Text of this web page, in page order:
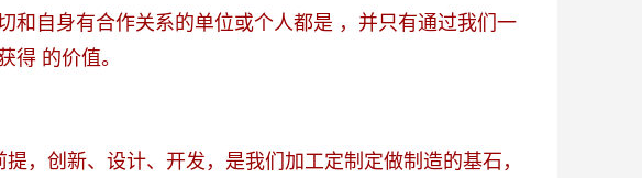
和自身有合作关系的单位或个人都是 ，并只有通过我们一
得 的价值。
，创新、设计、开发，是我们加工定制定做制造的基石，